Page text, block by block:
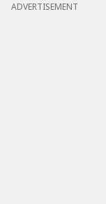
ADVERTISEMENT